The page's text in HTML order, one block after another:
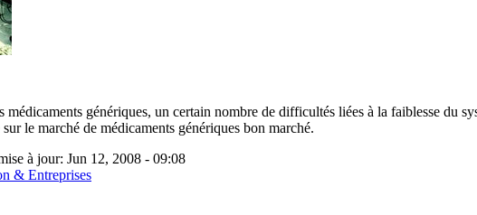
médicaments génériques, un certain nombre de difficultés liées à la faiblesse du
le marché de médicaments génériques bon marché.
à jour: Jun 12, 2008 - 09:08
& Entreprises